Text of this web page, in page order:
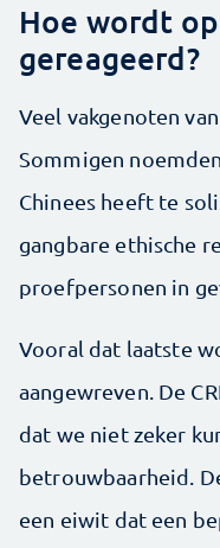
Hoe wordt
gereageerd?
Veel vakgenoten
Sommigen
Chinees heeft te
gangbare ethische
proefpersonen in
Vooral dat laatste
aangewreven. De
dat we niet zeker
betrouwbaarheid.
een eiwit dat een